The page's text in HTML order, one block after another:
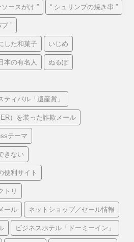
ースがけ ” “ シュリンプの焼き串 ”
”
した和菓子 いじめ
本の有名人 ぬるぽ
ィバル「遺産賞」
）を装った詐欺メール
テーマ
きない
便利サイト
トリ
ール ネットショップ／セール情報
ビジネスホテル「ドーミーイン」